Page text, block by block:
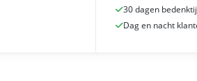
30 dagen
Dag en nacht